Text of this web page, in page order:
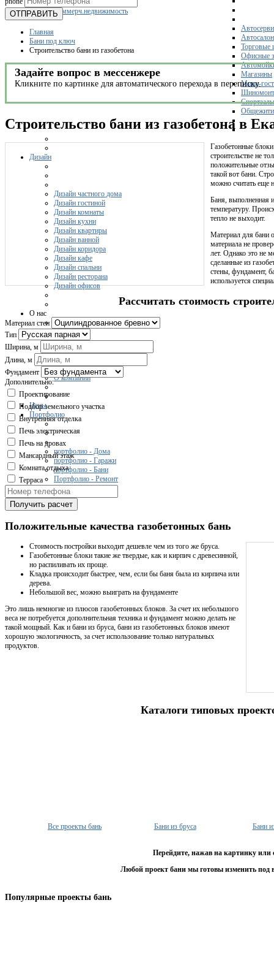
Склады
Коммерч.недвижимость
Торговые
Офисные
Магазины
Мини-
Спортзалы
Дизайн
Дизайн частного дома
Дизайн гостиной
Дизайн комнаты
Дизайн кухни
Дизайн квартиры
Дизайн ванной
Дизайн коридора
Дизайн кафе
Дизайн спальни
Дизайн ресторана
Дизайн офисов
О нас
Отзывы
Сертификаты
Вакансии
О компании
Цены
Портфолио
портфолио - Дома
портфолио - Гаражи
портфолио - Бани
Портфолио - Ремонт
Контакты
ОТПРАВИТЬ
Главная
Бани под ключ
Строительство бани из газобетона
Задайте вопрос в мессенжере
Кликните по картинке для автоматического перехода в переписку.
Строительство бани из газобетона в
Газобетонные
строительстве не
положительные
такой вот бани.
можно считать еще
Баня, выполненная
температуру.
тепло не выходит.
Материал для бани
материала не
лет. Однако это не
сделанные из
стены, фундамент,
используется
Рассчитать стоимость
Материал стен
Тип
Ширина, м
Длина, м
Фундамент
Дополнительно:
Проектирование
Подбор земельного участка
Внутренняя отделка
Печь электрическая
Печь на дровах
Мансардный этаж
Комната отдыха
Терраса
Получить расчет
Положительные качества газобетонных бань
Стоимость постройки выходит дешевле чем из того же бруса.
Газобетонные блоки такие же твердые, как и кирпич с древесинной,
но распиливать их проще.
Кладка происходит быстрее, чем, если бы баня была из кирпича или
дерева.
Небольшой вес, можно выиграть на фундаменте
Это лишь немногие из плюсов газобетонных блоков. За счет их небольшого
веса не потребуется дополнительная техника и фундамент можно делать не
такой мощный. Как и бани из бруса, бани из газобетонных блоков имеют
хорошую экологичность, за счет использование только натуральных
продуктов.
Каталоги типовых
Все проекты бань Бани из бруса Бани
Перейдите, нажав на картинку или
Любой проект бани мы готовы изменить под
Популярные проекты бань